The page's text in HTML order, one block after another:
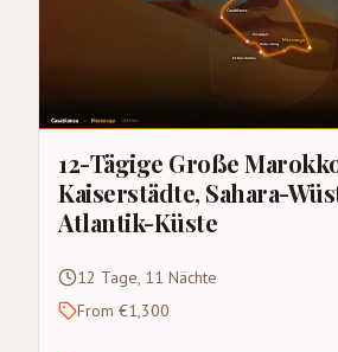
12-Tägige Große
Kaiserstädte, Sahara-
Atlantik-Küste
12 Tage, 11 Nächte
From €1,300